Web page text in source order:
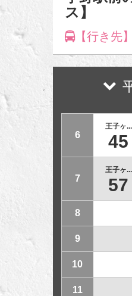
ス】
【行き先
6
王子ヶ...
45
7
王子ヶ...
57
8
9
10
11